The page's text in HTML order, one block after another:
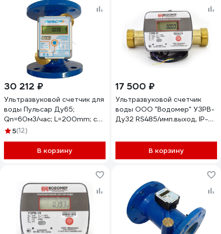
30 212 ₽
Ультразвуковой счетчик для
воды Пульсар Ду65;
Qn=60м3/час; L=200mm; с
имп. выходом; Тmax=105С;
5(12)
В корзину
17 500 ₽
Ультразвуковой счетчик
воды ООО "Водомер" УЗРВ-
Ду32 RS485/имп.выход, IP-
В корзину